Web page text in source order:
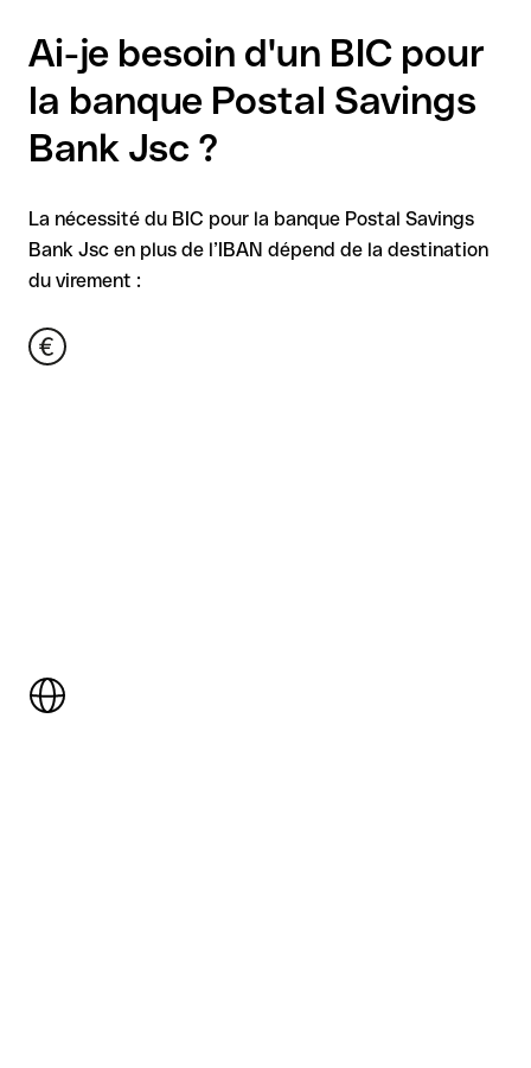
Ai-je besoin d'un BIC pour
la banque Postal Savings
Bank Jsc ?
La nécessité du BIC pour la banque Postal Savings
Bank Jsc en plus de l’IBAN dépend de la destination
du virement :